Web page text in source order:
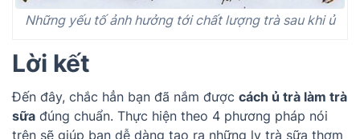
Những yếu tố ảnh hưởng tới chất lượng trà sau khi ủ
Lời kết
Đến đây, chắc hẳn bạn đã nắm được cách ủ trà làm trà
sữa đúng chuẩn. Thực hiện theo 4 phương pháp nói
trên sẽ giúp bạn dễ dàng tạo ra những ly trà sữa thơm